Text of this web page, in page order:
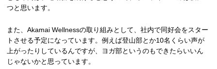
つと思います。
また、Akamai Wellnessの取り組みとして、社内で同好会をスター
トさせる予定になっています。例えば登山部とか10名くらい声が
上がったりしているんですが、ヨガ部というのもできたらいいん
じゃないかと思っています。